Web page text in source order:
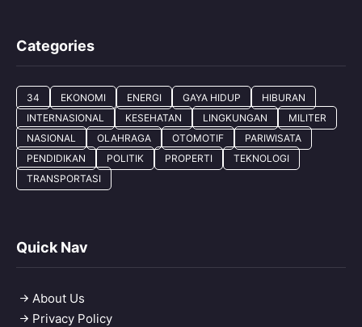
Categories
34 EKONOMI ENERGI GAYA HIDUP
HIBURAN
INTERNASIONAL
KESEHATAN LINGKUNGAN
MILITER
NASIONAL
OLAHRAGA OTOMOTIF
PARIWISATA
PENDIDIKAN
POLITIK PROPERTI
TEKNOLOGI
TRANSPORTASI
Quick Nav
About Us
Privacy Policy